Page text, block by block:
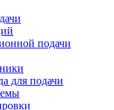
подачи
для подачи